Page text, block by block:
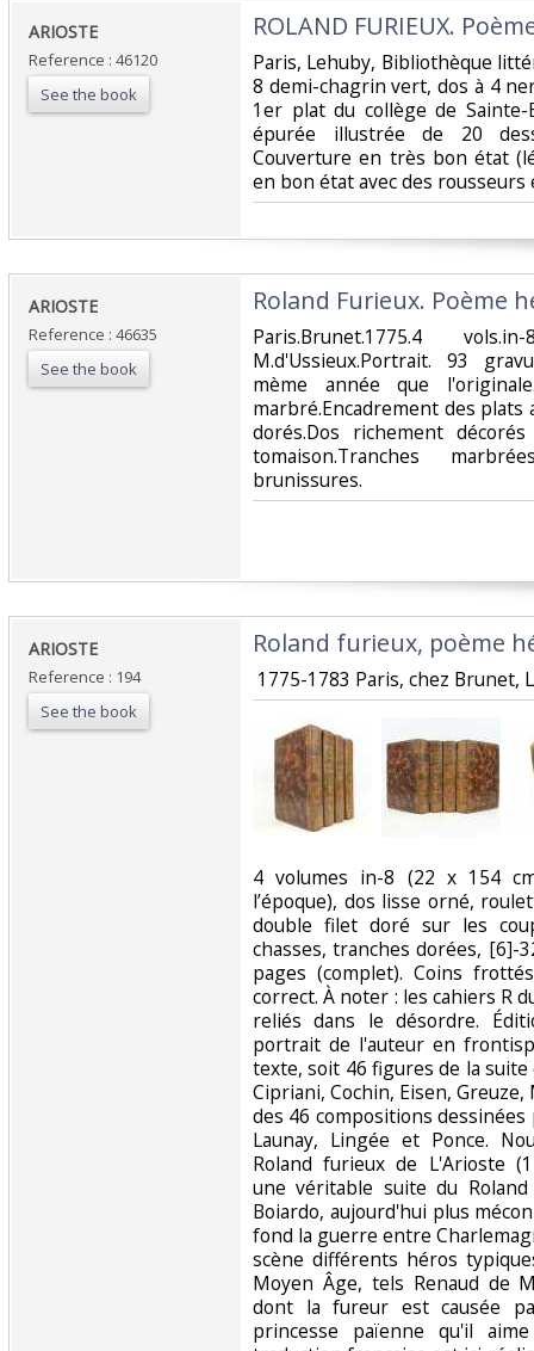
‎ARIOSTE‎
Reference : 46120
See the book
‎ROLAND FURIEUX.
‎Paris, Lehuby, Bibliothèque
8 demi-chagrin vert, dos à 4
1er plat du collège de
épurée illustrée de 20
Couverture en très bon état
en bon état avec des rousseurs
‎ARIOSTE‎
Reference : 46635
See the book
‎Roland Furieux. Poème
‎Paris.Brunet.1775.4
M.d'Ussieux.Portrait. 93
mème année que
marbré.Encadrement des
dorés.Dos richement
tomaison.Tranches
brunissures.‎
‎ARIOSTE ‎
Reference : 194
See the book
‎Roland furieux, poème
1775-1783 Paris, chez Brunet,
‎4 volumes in-8 (22 x 154
l’époque), dos lisse orné,
double filet doré sur les
chasses, tranches dorées, [6]-
pages (complet). Coins
correct. À noter : les cahiers R
reliés dans le désordre.
portrait de l'auteur en
texte, soit 46 figures de la
Cipriani, Cochin, Eisen,
des 46 compositions
Launay, Lingée et Ponce.
Roland furieux de L'Arioste
une véritable suite du
Boiardo, aujourd'hui plus
fond la guerre entre
scène différents héros
Moyen Âge, tels Renaud de
dont la fureur est causée
princesse païenne qu'il